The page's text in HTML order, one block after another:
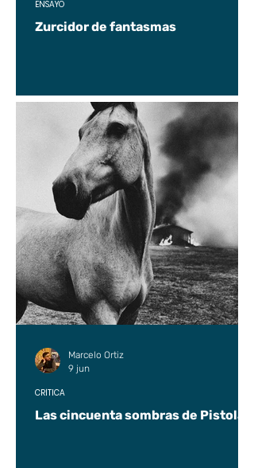
Zurcidor de fantasmas
ENSAYO
Las cincuenta sombras de Pistolas
CRÍTICA
Marcelo Ortiz
9 jun